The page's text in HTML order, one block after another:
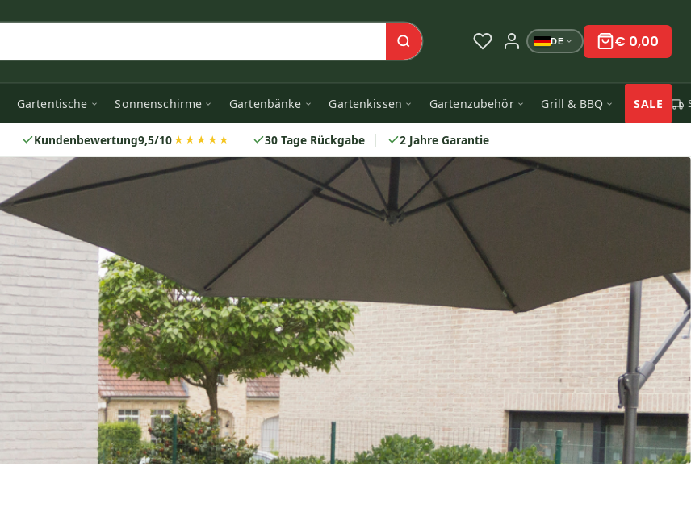
DE € 0,00
Gartentische Sonnenschirme Gartenbänke Gartenkissen Gartenzubehör Grill & BBQ SALE
Kundenbewertung9,5/10★★★★★ 30 Tage Rückgabe 2 Jahre Garantie